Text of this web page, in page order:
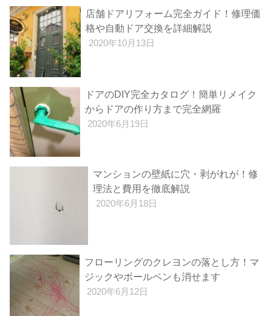
店舗ドアリフォーム完全ガイド！修理価
格や自動ドア交換を詳細解説
2020年10月13日
ドアのDIY完全カタログ！簡単リメイク
からドアの作り方まで完全網羅
2020年6月19日
マンションの壁紙に穴・剥がれが！修
理法と費用を徹底解説
2020年6月18日
フローリングのクレヨンの落とし方！マ
ジックやボールペンも消せます
2020年6月12日